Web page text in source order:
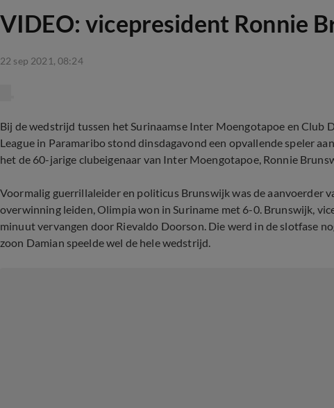
VIDEO: vicepresident Ronnie
22 sep 2021, 08:24
Bij de wedstrijd tussen het Surinaamse Inter Moengotapoe en Club
League in Paramaribo stond dinsdagavond een opvallende speler
het de 60-jarige clubeigenaar van Inter Moengotapoe, Ronnie
Voormalig guerrillaleider en politicus Brunswijk was de aanvoerder
overwinning leiden, Olimpia won in Suriname met 6-0. Brunswijk,
minuut vervangen door Rievaldo Doorson. Die werd in de slotfase
zoon Damian speelde wel de hele wedstrijd.